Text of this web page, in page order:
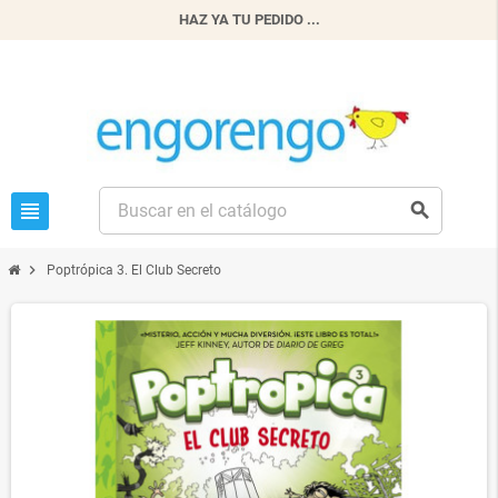
HAZ YA TU PEDIDO ...
view_headline search
chevron_right Poptrópica 3. El Club Secreto